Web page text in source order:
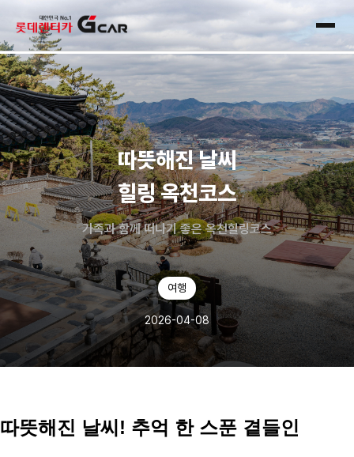
skip navigation
전체
따뜻해진 날씨
힐링 옥천코스
가족과 함께 떠나기 좋은 옥천힐링코스
여행
2026-04-08
따뜻해진 날씨! 추억 한 스푼 곁들인